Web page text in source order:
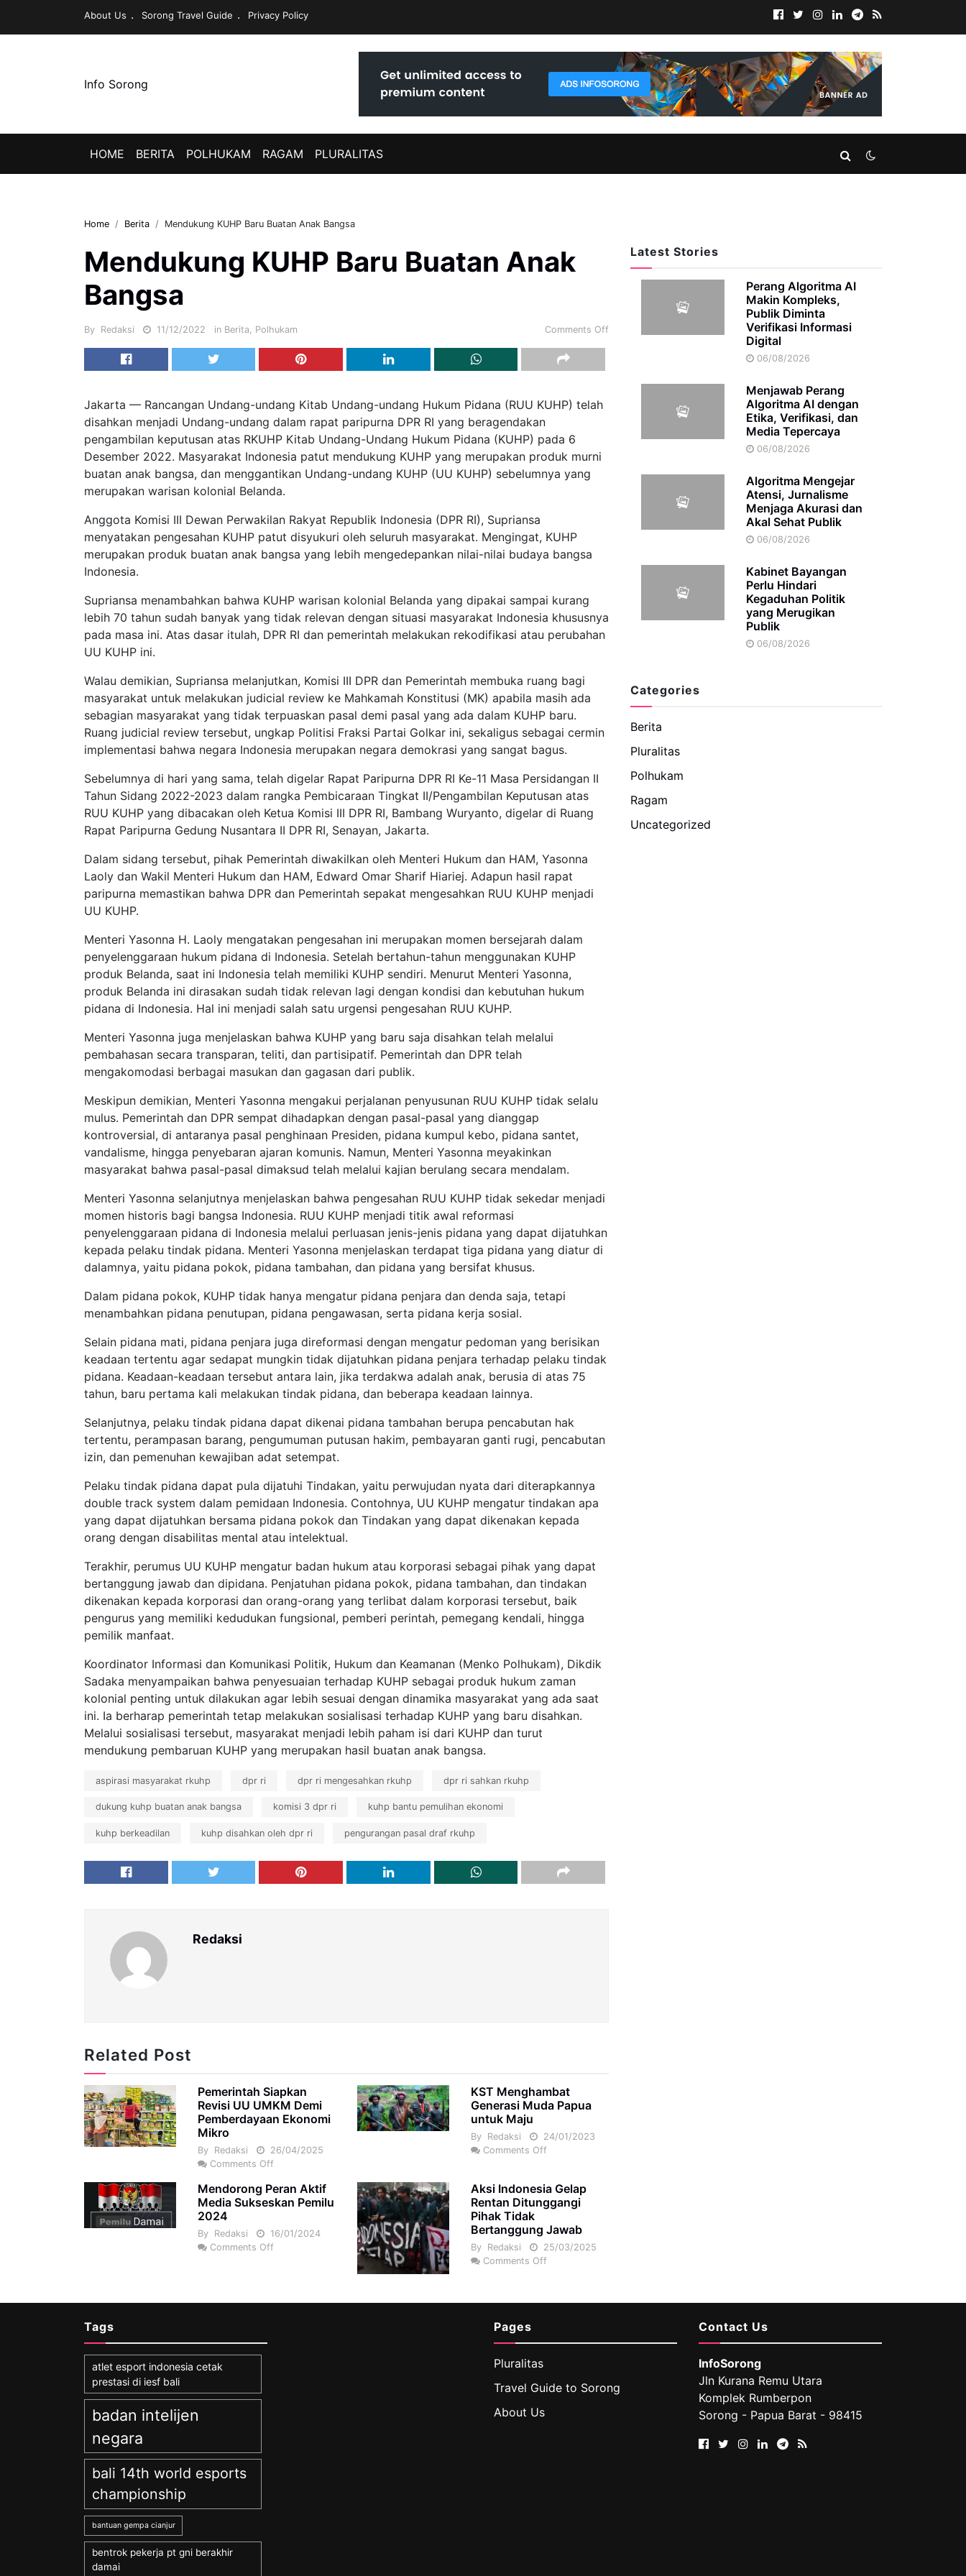
About Us Sorong Travel Guide Privacy Policy
Info Sorong
HOME BERITA POLHUKAM RAGAM PLURALITAS
Home Berita Mendukung KUHP Baru Buatan Anak Bangsa
Mendukung KUHP Baru Buatan Anak
Bangsa
By Redaksi 11/12/2022 in Berita, Polhukam Comments Off
Jakarta — Rancangan Undang-undang Kitab Undang-undang Hukum Pidana (RUU KUHP) telah
disahkan menjadi Undang-undang dalam rapat paripurna DPR RI yang beragendakan
pengambilan keputusan atas RKUHP Kitab Undang-Undang Hukum Pidana (KUHP) pada 6
Desember 2022. Masyarakat Indonesia patut mendukung KUHP yang merupakan produk murni
buatan anak bangsa, dan menggantikan Undang-undang KUHP (UU KUHP) sebelumnya yang
merupakan warisan kolonial Belanda.
Anggota Komisi III Dewan Perwakilan Rakyat Republik Indonesia (DPR RI), Supriansa
menyatakan pengesahan KUHP patut disyukuri oleh seluruh masyarakat. Mengingat, KUHP
merupakan produk buatan anak bangsa yang lebih mengedepankan nilai-nilai budaya bangsa
Indonesia.
Supriansa menambahkan bahwa KUHP warisan kolonial Belanda yang dipakai sampai kurang
lebih 70 tahun sudah banyak yang tidak relevan dengan situasi masyarakat Indonesia khususnya
pada masa ini. Atas dasar itulah, DPR RI dan pemerintah melakukan rekodifikasi atau perubahan
UU KUHP ini.
Walau demikian, Supriansa melanjutkan, Komisi III DPR dan Pemerintah membuka ruang bagi
masyarakat untuk melakukan judicial review ke Mahkamah Konstitusi (MK) apabila masih ada
sebagian masyarakat yang tidak terpuaskan pasal demi pasal yang ada dalam KUHP baru.
Ruang judicial review tersebut, ungkap Politisi Fraksi Partai Golkar ini, sekaligus sebagai cermin
implementasi bahwa negara Indonesia merupakan negara demokrasi yang sangat bagus.
Sebelumnya di hari yang sama, telah digelar Rapat Paripurna DPR RI Ke-11 Masa Persidangan II
Tahun Sidang 2022-2023 dalam rangka Pembicaraan Tingkat II/Pengambilan Keputusan atas
RUU KUHP yang dibacakan oleh Ketua Komisi III DPR RI, Bambang Wuryanto, digelar di Ruang
Rapat Paripurna Gedung Nusantara II DPR RI, Senayan, Jakarta.
Dalam sidang tersebut, pihak Pemerintah diwakilkan oleh Menteri Hukum dan HAM, Yasonna
Laoly dan Wakil Menteri Hukum dan HAM, Edward Omar Sharif Hiariej. Adapun hasil rapat
paripurna memastikan bahwa DPR dan Pemerintah sepakat mengesahkan RUU KUHP menjadi
UU KUHP.
Menteri Yasonna H. Laoly mengatakan pengesahan ini merupakan momen bersejarah dalam
penyelenggaraan hukum pidana di Indonesia. Setelah bertahun-tahun menggunakan KUHP
produk Belanda, saat ini Indonesia telah memiliki KUHP sendiri. Menurut Menteri Yasonna,
produk Belanda ini dirasakan sudah tidak relevan lagi dengan kondisi dan kebutuhan hukum
pidana di Indonesia. Hal ini menjadi salah satu urgensi pengesahan RUU KUHP.
Menteri Yasonna juga menjelaskan bahwa KUHP yang baru saja disahkan telah melalui
pembahasan secara transparan, teliti, dan partisipatif. Pemerintah dan DPR telah
mengakomodasi berbagai masukan dan gagasan dari publik.
Meskipun demikian, Menteri Yasonna mengakui perjalanan penyusunan RUU KUHP tidak selalu
mulus. Pemerintah dan DPR sempat dihadapkan dengan pasal-pasal yang dianggap
kontroversial, di antaranya pasal penghinaan Presiden, pidana kumpul kebo, pidana santet,
vandalisme, hingga penyebaran ajaran komunis. Namun, Menteri Yasonna meyakinkan
masyarakat bahwa pasal-pasal dimaksud telah melalui kajian berulang secara mendalam.
Menteri Yasonna selanjutnya menjelaskan bahwa pengesahan RUU KUHP tidak sekedar menjadi
momen historis bagi bangsa Indonesia. RUU KUHP menjadi titik awal reformasi
penyelenggaraan pidana di Indonesia melalui perluasan jenis-jenis pidana yang dapat dijatuhkan
kepada pelaku tindak pidana. Menteri Yasonna menjelaskan terdapat tiga pidana yang diatur di
dalamnya, yaitu pidana pokok, pidana tambahan, dan pidana yang bersifat khusus.
Dalam pidana pokok, KUHP tidak hanya mengatur pidana penjara dan denda saja, tetapi
menambahkan pidana penutupan, pidana pengawasan, serta pidana kerja sosial.
Selain pidana mati, pidana penjara juga direformasi dengan mengatur pedoman yang berisikan
keadaan tertentu agar sedapat mungkin tidak dijatuhkan pidana penjara terhadap pelaku tindak
pidana. Keadaan-keadaan tersebut antara lain, jika terdakwa adalah anak, berusia di atas 75
tahun, baru pertama kali melakukan tindak pidana, dan beberapa keadaan lainnya.
Selanjutnya, pelaku tindak pidana dapat dikenai pidana tambahan berupa pencabutan hak
tertentu, perampasan barang, pengumuman putusan hakim, pembayaran ganti rugi, pencabutan
izin, dan pemenuhan kewajiban adat setempat.
Pelaku tindak pidana dapat pula dijatuhi Tindakan, yaitu perwujudan nyata dari diterapkannya
double track system dalam pemidaan Indonesia. Contohnya, UU KUHP mengatur tindakan apa
yang dapat dijatuhkan bersama pidana pokok dan Tindakan yang dapat dikenakan kepada
orang dengan disabilitas mental atau intelektual.
Terakhir, perumus UU KUHP mengatur badan hukum atau korporasi sebagai pihak yang dapat
bertanggung jawab dan dipidana. Penjatuhan pidana pokok, pidana tambahan, dan tindakan
dikenakan kepada korporasi dan orang-orang yang terlibat dalam korporasi tersebut, baik
pengurus yang memiliki kedudukan fungsional, pemberi perintah, pemegang kendali, hingga
pemilik manfaat.
Koordinator Informasi dan Komunikasi Politik, Hukum dan Keamanan (Menko Polhukam), Dikdik
Sadaka menyampaikan bahwa penyesuaian terhadap KUHP sebagai produk hukum zaman
kolonial penting untuk dilakukan agar lebih sesuai dengan dinamika masyarakat yang ada saat
ini. Ia berharap pemerintah tetap melakukan sosialisasi terhadap KUHP yang baru disahkan.
Melalui sosialisasi tersebut, masyarakat menjadi lebih paham isi dari KUHP dan turut
mendukung pembaruan KUHP yang merupakan hasil buatan anak bangsa.
aspirasi masyarakat rkuhp dpr ri dpr ri mengesahkan rkuhp dpr ri sahkan rkuhp
dukung kuhp buatan anak bangsa komisi 3 dpr ri kuhp bantu pemulihan ekonomi
kuhp berkeadilan kuhp disahkan oleh dpr ri pengurangan pasal draf rkuhp
Redaksi
Related Post
Pemerintah Siapkan
Revisi UU UMKM Demi
Pemberdayaan Ekonomi
Mikro
By Redaksi
26/04/2025
Comments Off
KST Menghambat
Generasi Muda Papua
untuk Maju
By Redaksi
24/01/2023
Comments Off
Mendorong Peran Aktif
Media Sukseskan Pemilu
2024
By Redaksi
16/01/2024
Comments Off
Aksi Indonesia Gelap
Rentan Ditunggangi
Pihak Tidak
Bertanggung Jawab
By Redaksi
25/03/2025
Comments Off
Latest Stories
Perang Algoritma AI
Makin Kompleks,
Publik Diminta
Verifikasi Informasi
Digital
06/08/2026
Menjawab Perang
Algoritma AI dengan
Etika, Verifikasi, dan
Media Tepercaya
06/08/2026
Algoritma Mengejar
Atensi, Jurnalisme
Menjaga Akurasi dan
Akal Sehat Publik
06/08/2026
Kabinet Bayangan
Perlu Hindari
Kegaduhan Politik
yang Merugikan
Publik
06/08/2026
Categories
Berita
Pluralitas
Polhukam
Ragam
Uncategorized
Tags
atlet esport indonesia cetak
prestasi di iesf bali
badan intelijen
negara
bali 14th world esports
championship
bantuan gempa cianjur
bentrok pekerja pt gni berakhir
damai
Pages
Pluralitas
Travel Guide to Sorong
About Us
Contact Us
InfoSorong
Jln Kurana Remu Utara
Komplek Rumberpon
Sorong - Papua Barat - 98415